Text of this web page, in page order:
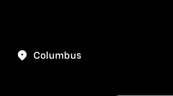
Columbus